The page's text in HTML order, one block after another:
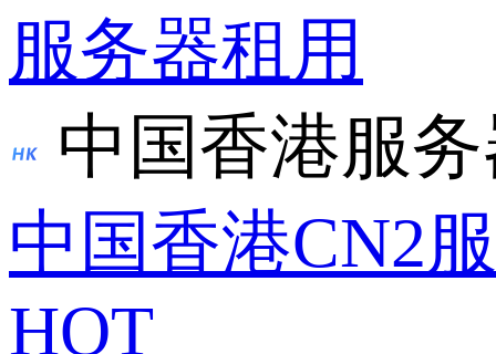
服务器租用
中国香港服
中国香港CN2
HOT